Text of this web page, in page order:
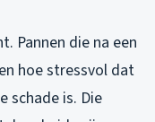
Pannen die na een
hoe stressvol dat
schade is. Die